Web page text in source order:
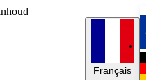
Français